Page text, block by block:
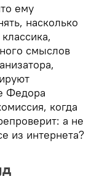
ему
насколько
смыслов
Федора
когда
а не
из интернета?